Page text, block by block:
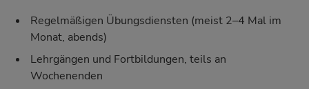
Regelmäßigen Übungsdiensten (meist 2–4 Mal im
Monat, abends)
Lehrgängen und Fortbildungen, teils an
Wochenenden